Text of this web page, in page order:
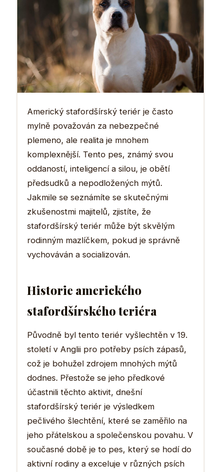
Americký stafordšírský teriér je často
mylně považován za nebezpečné
plemeno, ale realita je mnohem
komplexnější. Tento pes, známý svou
oddaností, inteligencí a silou, je obětí
předsudků a nepodložených mýtů.
Jakmile se seznámíte se skutečnými
zkušenostmi majitelů, zjistíte, že
stafordšírský teriér může být skvělým
rodinným mazlíčkem, pokud je správně
vychováván a socializován.
Historie amerického
stafordšírského teriéra
Původně byl tento teriér vyšlechtěn v 19.
století v Anglii pro potřeby psích zápasů,
což je bohužel zdrojem mnohých mýtů
dodnes. Přestože se jeho předkové
účastnili těchto aktivit, dnešní
stafordšírský teriér je výsledkem
pečlivého šlechtění, které se zaměřilo na
jeho přátelskou a společenskou povahu. V
současné době je to pes, který se hodí do
aktivní rodiny a exceluje v různých psích